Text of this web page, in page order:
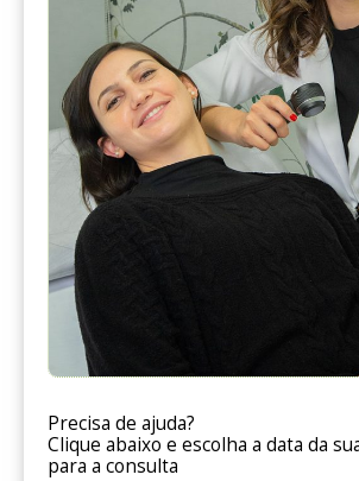
Precisa de ajuda?
Clique abaixo e escolha a data da
para a consulta